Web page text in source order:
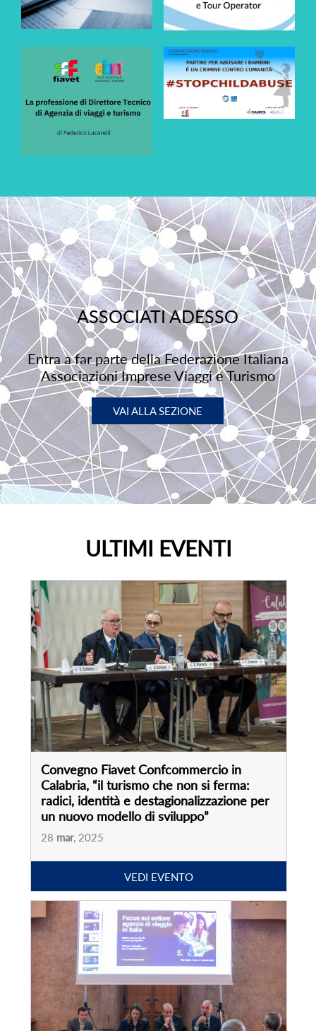
ASSOCIATI ADESSO
Entra a far parte della Federazione Italiana
Associazioni Imprese Viaggi e Turismo
VAI ALLA SEZIONE
ULTIMI EVENTI
Convegno Fiavet Confcommercio in
Calabria, “il turismo che non si ferma:
radici, identità e destagionalizzazione per
un nuovo modello di sviluppo”
28 mar, 2025
VEDI EVENTO